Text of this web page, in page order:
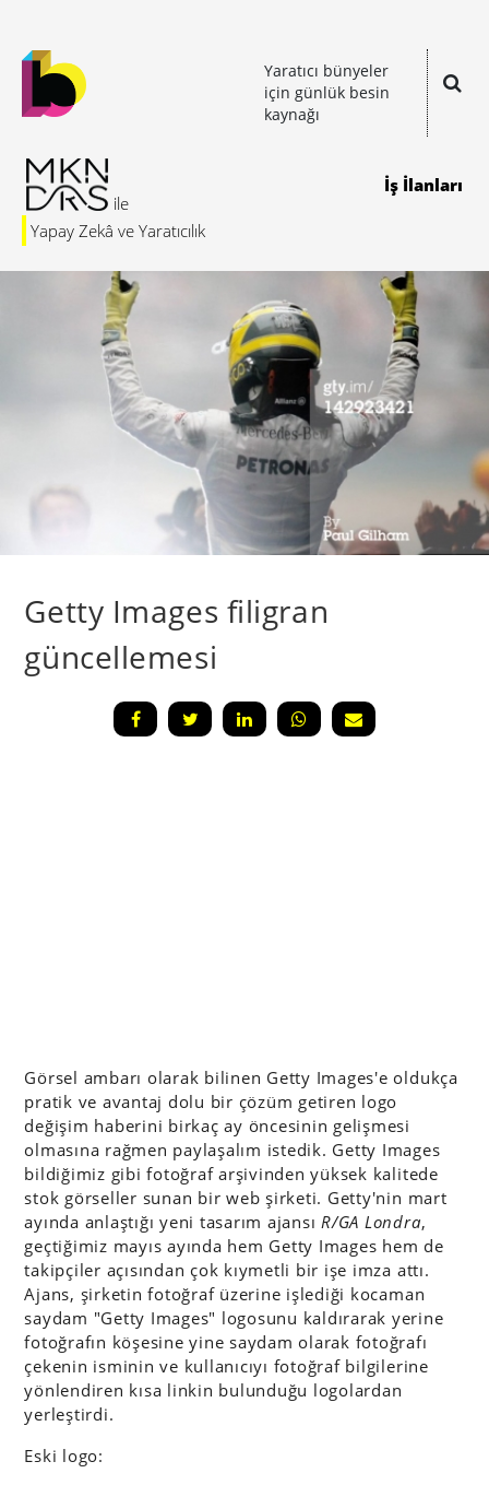
Yaratıcı bünyeler
için günlük besin
kaynağı
Yapay Zekâ ve Yaratıcılık
İş İlanları
Getty Images filigran
güncellemesi
Görsel ambarı olarak bilinen Getty Images'e oldukça
pratik ve avantaj dolu bir çözüm getiren logo
değişim haberini birkaç ay öncesinin gelişmesi
olmasına rağmen paylaşalım istedik. Getty Images
bildiğimiz gibi fotoğraf arşivinden yüksek kalitede
stok görseller sunan bir web şirketi. Getty'nin mart
ayında anlaştığı yeni tasarım ajansıR/GA Londra,
geçtiğimiz mayıs ayında hem Getty Images hem de
takipçiler açısından çok kıymetli bir işe imza attı.
Ajans, şirketin fotoğraf üzerine işlediği kocaman
saydam "Getty Images" logosunu kaldırarak yerine
fotoğrafın köşesine yine saydam olarak fotoğrafı
çekenin isminin ve kullanıcıyı fotoğraf bilgilerine
yönlendiren kısa linkin bulunduğu logolardan
yerleştirdi.
Eski logo: